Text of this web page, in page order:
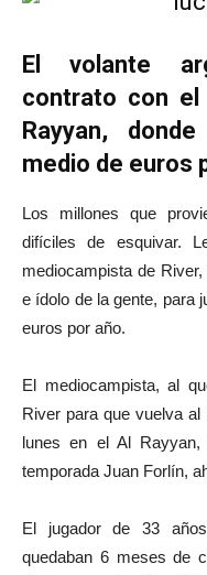
El volante
contrato con
Rayyan,
medio de euros
Los millones que
difíciles de esquivar.
mediocampista de
e ídolo de la gente, para
euros por año.
El mediocampista, al
River para que vuelva al
lunes en el Al
temporada Juan Forlín,
El jugador de 33
quedaban 6 meses de